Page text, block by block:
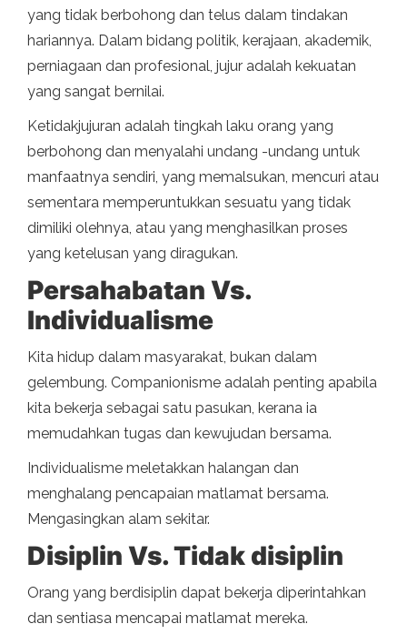
yang tidak berbohong dan telus dalam tindakan
hariannya. Dalam bidang politik, kerajaan, akademik,
perniagaan dan profesional, jujur ​​adalah kekuatan
yang sangat bernilai.
Ketidakjujuran adalah tingkah laku orang yang
berbohong dan menyalahi undang -undang untuk
manfaatnya sendiri, yang memalsukan, mencuri atau
sementara memperuntukkan sesuatu yang tidak
dimiliki olehnya, atau yang menghasilkan proses
yang ketelusan yang diragukan.
Persahabatan Vs.
Individualisme
Kita hidup dalam masyarakat, bukan dalam
gelembung. Companionisme adalah penting apabila
kita bekerja sebagai satu pasukan, kerana ia
memudahkan tugas dan kewujudan bersama.
Individualisme meletakkan halangan dan
menghalang pencapaian matlamat bersama.
Mengasingkan alam sekitar.
Disiplin Vs. Tidak disiplin
Orang yang berdisiplin dapat bekerja diperintahkan
dan sentiasa mencapai matlamat mereka.